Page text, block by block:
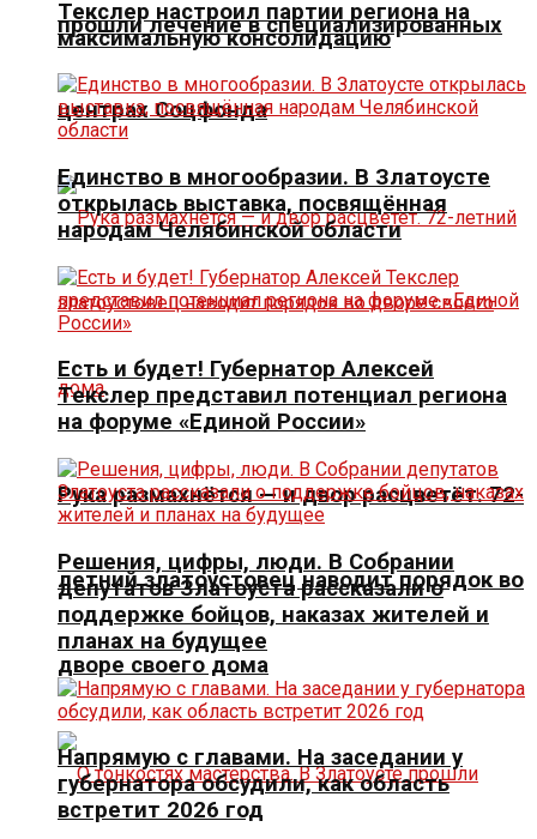
прошли лечение в специализированных
центрах Соцфонда
Рука размахнётся — и двор расцветёт. 72-
летний златоустовец наводит порядок во
дворе своего дома
Текслер настроил партии региона на
максимальную консолидацию
Единство в многообразии. В Златоусте
открылась выставка, посвящённая
народам Челябинской области
Есть и будет! Губернатор Алексей
Текслер представил потенциал региона
на форуме «Единой России»
Решения, цифры, люди. В Собрании
депутатов Златоуста рассказали о
поддержке бойцов, наказах жителей и
планах на будущее
Напрямую с главами. На заседании у
губернатора обсудили, как область
встретит 2026 год